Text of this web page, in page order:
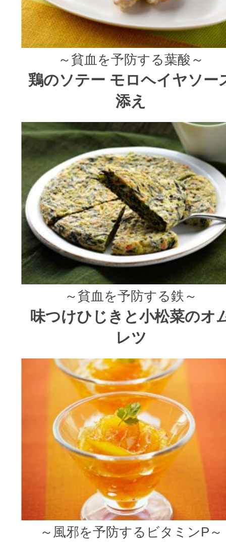
～貧血を予防する葉酸～
鶏のソテー モロヘイヤソー
添え
～貧血を予防する鉄～
味つけひじきと小松菜のオ
レツ
～風邪を予防するビタミンP～